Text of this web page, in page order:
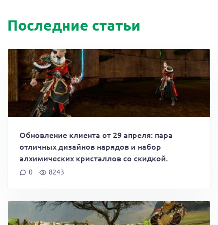
Последние статьи
Обновление клиента от 29 апреля: пара
отличных дизайнов нарядов и набор
алхимических кристаллов со скидкой.
0 8243